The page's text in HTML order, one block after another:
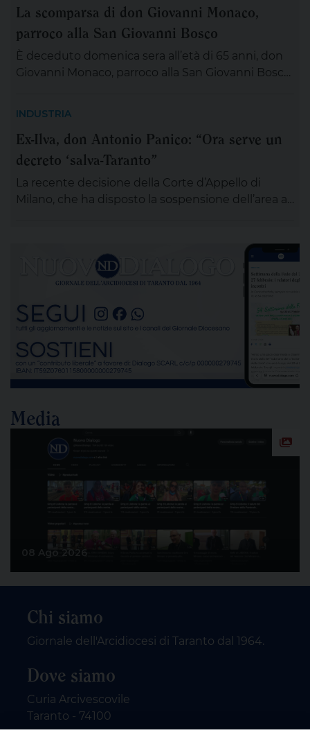
La scomparsa di don Giovanni Monaco,
parroco alla San Giovanni Bosco
È deceduto domenica sera all’età di 65 anni, don
Giovanni Monaco, parroco alla San Giovanni Bosco.
preghiera e rendergli un ultimo saluto. Alle ore 20
ci si ritroverà come Comunità educativa pastorale
INDUSTRIA
Ex-Ilva, don Antonio Panico: “Ora serve un
decreto ‘salva-Taranto”
La recente decisione della Corte d’Appello di
Milano, che ha disposto la sospensione dell’area a
alla completa bonifica dell’amianto e alla riduzione
delle emissioni di polveri sottili, rappresenta un
passaggio destinato a segnare la lunga vicenda
dello stabilimento siderurgico. Una pronuncia che
[…]
Media
Chi siamo
Giornale dell'Arcidiocesi di Taranto dal 1964.
Dove siamo
Curia Arcivescovile
Taranto - 74100